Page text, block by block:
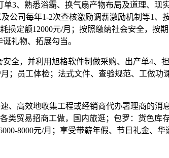
、熟悉浴霸、换气扇产物布局及道理、现
公司每年1-2次查核激励调薪激励机制等1
定额12000元/月；按照缴纳社会安全，按
礼物、拓展勾当。
，并利用旭格软件制做采购、出产单4、
；员工体检；法式文件、查验规范、工做
高效地收集工程或经销商代办署理商的消
类贸易招商工做，国内旅逛；包罗：货色
8000元/月；享受带薪年假、节日礼金、